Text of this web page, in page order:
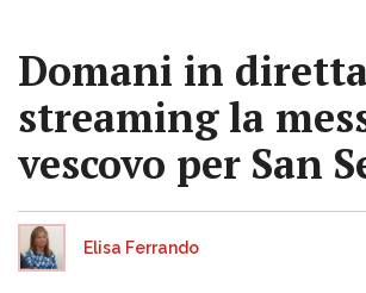
Domani in diretta
streaming la
vescovo per San
Elisa Ferrando